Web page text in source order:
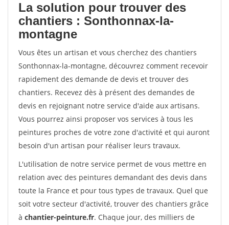
La solution pour trouver des
chantiers : Sonthonnax-la-
montagne
Vous êtes un artisan et vous cherchez des chantiers
Sonthonnax-la-montagne, découvrez comment recevoir
rapidement des demande de devis et trouver des
chantiers. Recevez dès à présent des demandes de
devis en rejoignant notre service d'aide aux artisans.
Vous pourrez ainsi proposer vos services à tous les
peintures proches de votre zone d'activité et qui auront
besoin d'un artisan pour réaliser leurs travaux.
L'utilisation de notre service permet de vous mettre en
relation avec des peintures demandant des devis dans
toute la France et pour tous types de travaux. Quel que
soit votre secteur d'activité, trouver des chantiers grâce
à chantier-peinture.fr. Chaque jour, des milliers de